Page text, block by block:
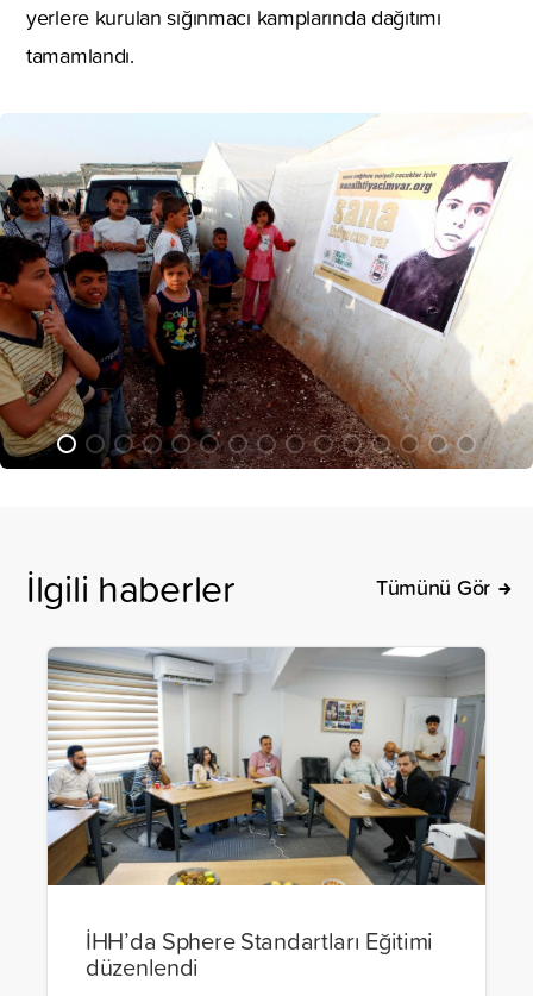
yerlere kurulan sığınmacı kamplarında dağıtımı
tamamlandı.
İlgili haberler Tümünü Gör
İHH’da Sphere Standartları Eğitimi
düzenlendi